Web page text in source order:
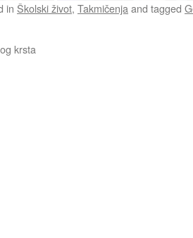
in Školski život, Takmičenja and tagged
krsta